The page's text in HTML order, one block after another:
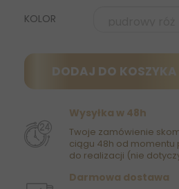
KOLOR
DODAJ DO KOSZYKA
Wysyłka w 48h
Twoje zamówienie
ciągu 48h od momentu
do realizacji (nie
Darmowa dostawa